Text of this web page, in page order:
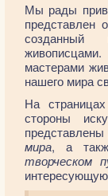
Мы рады
представлен
созданный
мастерами
нашего мира
На
стороны
мира, а
творческом